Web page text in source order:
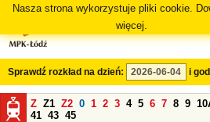
Nasza strona wykorzystuje pliki cookie.
więcej.
Sprawdź rozkład na dzień: i
Z Z1 Z2 0 1 2 3 4 5 6 7 8 9
41 43 45